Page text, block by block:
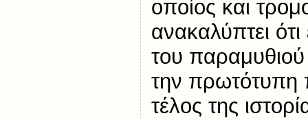
οποίος και
ανακαλύπτει
του
την πρωτότυπη
τέλος της